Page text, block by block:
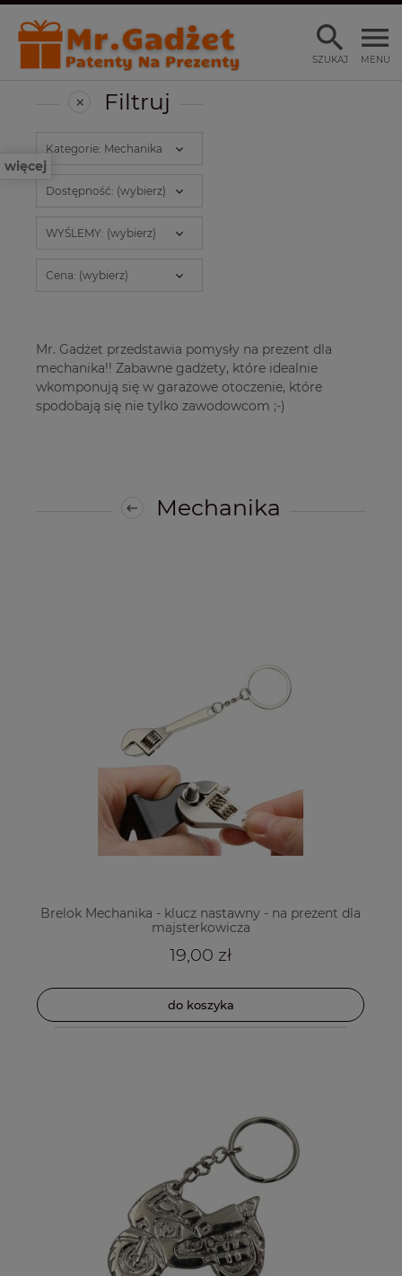
MENU
SZUKAJ
więcej
Filtruj
Kategorie: Mechanika
Dostępność: (wybierz)
WYŚLEMY: (wybierz)
Cena: (wybierz)
Mr. Gadżet przedstawia pomysły na prezent dla
mechanika!! Zabawne gadżety, które idealnie
wkomponują się w garażowe otoczenie, które
spodobają się nie tylko zawodowcom ;-)
Mechanika
Brelok Mechanika - klucz nastawny - na prezent dla
majsterkowicza
19,00 zł
do koszyka